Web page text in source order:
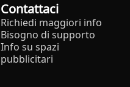
Contattaci
Richiedi maggiori info
Bisogno di supporto
Info su spazi
pubblicitari